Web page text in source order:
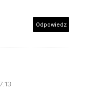
Odpowiedz